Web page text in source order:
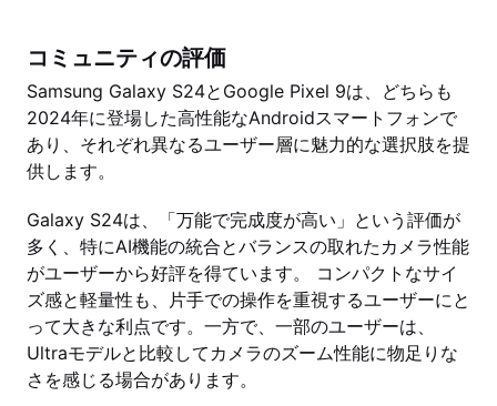
コミュニティの評価
Samsung Galaxy S24とGoogle Pixel 9は、どちらも
2024年に登場した高性能なAndroidスマートフォンで
あり、それぞれ異なるユーザー層に魅力的な選択肢を提
供します。
Galaxy S24は、「万能で完成度が高い」という評価が
多く、特にAI機能の統合とバランスの取れたカメラ性能
がユーザーから好評を得ています。 コンパクトなサイ
ズ感と軽量性も、片手での操作を重視するユーザーにと
って大きな利点です。一方で、一部のユーザーは、
Ultraモデルと比較してカメラのズーム性能に物足りな
さを感じる場合があります。